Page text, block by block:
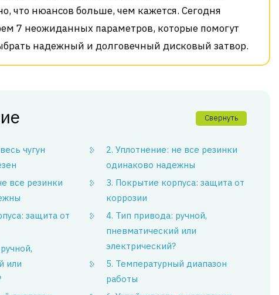
что нюансов больше, чем кажется. Сегодня
7 неожиданных параметров, которые помогут
надежный и долговечный дисковый затвор.
Свернуть
чугун
все резинки
защита от
или
2. Уплотнение: не все резинки
одинаково надежны
3. Покрытие корпуса: защита от
коррозии
4. Тип привода: ручной,
пневматический или
электрический?
5. Температурный диапазон
работы